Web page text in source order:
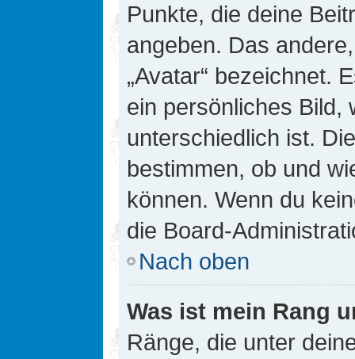
Punkte, die deine
angeben. Das
„Avatar“ bezeichnet.
ein persönliches Bild,
unterschiedlich ist.
bestimmen, ob und
können. Wenn du
die Board-
Nach oben
Was ist mein Rang
Ränge, die unter